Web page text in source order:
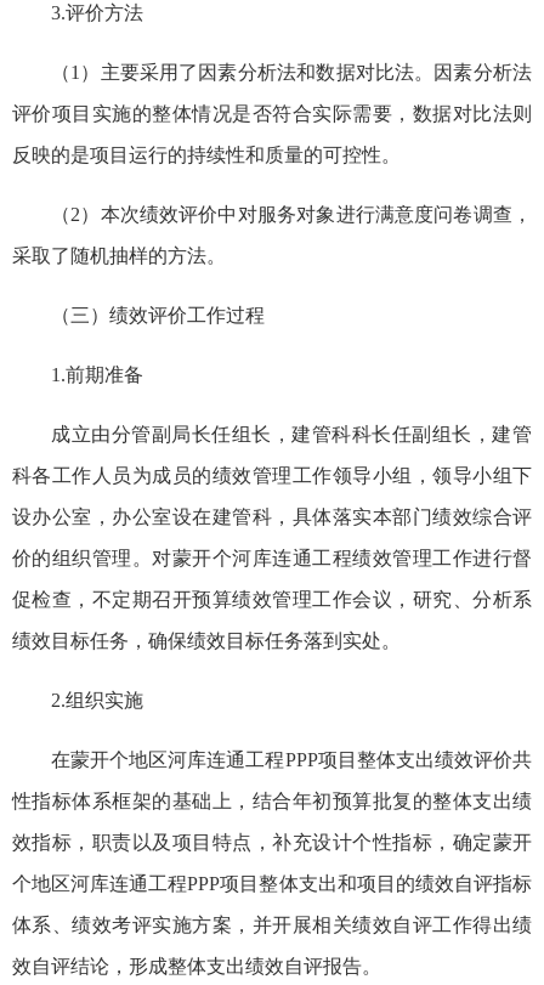
3.评价方法
（1）主要采用了因素分析法和数据对比法。因素分析法
评价项目实施的整体情况是否符合实际需要，数据对比法则
反映的是项目运行的持续性和质量的可控性。
（2）本次绩效评价中对服务对象进行满意度问卷调查，
采取了随机抽样的方法。
（三）绩效评价工作过程
1.前期准备
成立由分管副局长任组长，建管科科长任副组长，建管
科各工作人员为成员的绩效管理工作领导小组，领导小组下
设办公室，办公室设在建管科，具体落实本部门绩效综合评
价的组织管理。对蒙开个河库连通工程绩效管理工作进行督
促检查，不定期召开预算绩效管理工作会议，研究、分析系
绩效目标任务，确保绩效目标任务落到实处。
2.组织实施
在蒙开个地区河库连通工程PPP项目整体支出绩效评价共
性指标体系框架的基础上，结合年初预算批复的整体支出绩
效指标，职责以及项目特点，补充设计个性指标，确定蒙开
个地区河库连通工程PPP项目整体支出和项目的绩效自评指标
体系、绩效考评实施方案，并开展相关绩效自评工作得出绩
效自评结论，形成整体支出绩效自评报告。